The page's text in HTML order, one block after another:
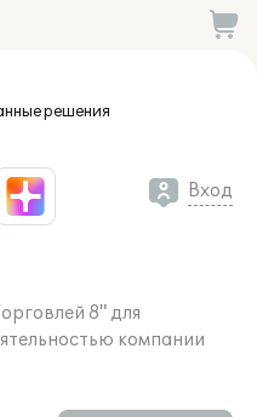
решения
Вход
8" для
компании